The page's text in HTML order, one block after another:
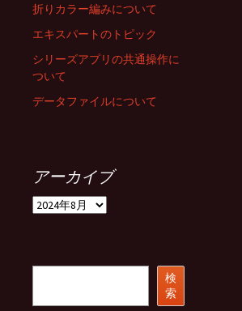
折りカラー編みについて
エキスパートのトピック
シリーズアプリの共通操作に
ついて
データファイルについて
アーカイブ
ア
ブ
検
索